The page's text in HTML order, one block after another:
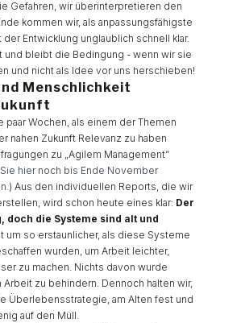
Gefahren, wir überinterpretieren den
kommen wir, als anpassungsfähigste
Entwicklung unglaublich schnell klar.
und bleibt die Bedingung - wenn wir sie
und nicht als Idee vor uns herschieben!
Menschlichkeit
paar Wochen, als einem der Themen
nahen Zukunft Relevanz zu haben
zu „Agilem Management“
hier noch bis Ende November
) Aus den individuellen Reports, die wir
wird schon heute eines klar: Der
doch die Systeme sind alt und
um so erstaunlicher, als diese Systeme
wurden, um Arbeit leichter,
zu machen. Nichts davon wurde
zu behindern. Dennoch halten wir,
Überlebensstrategie, am Alten fest und
auf den Müll.